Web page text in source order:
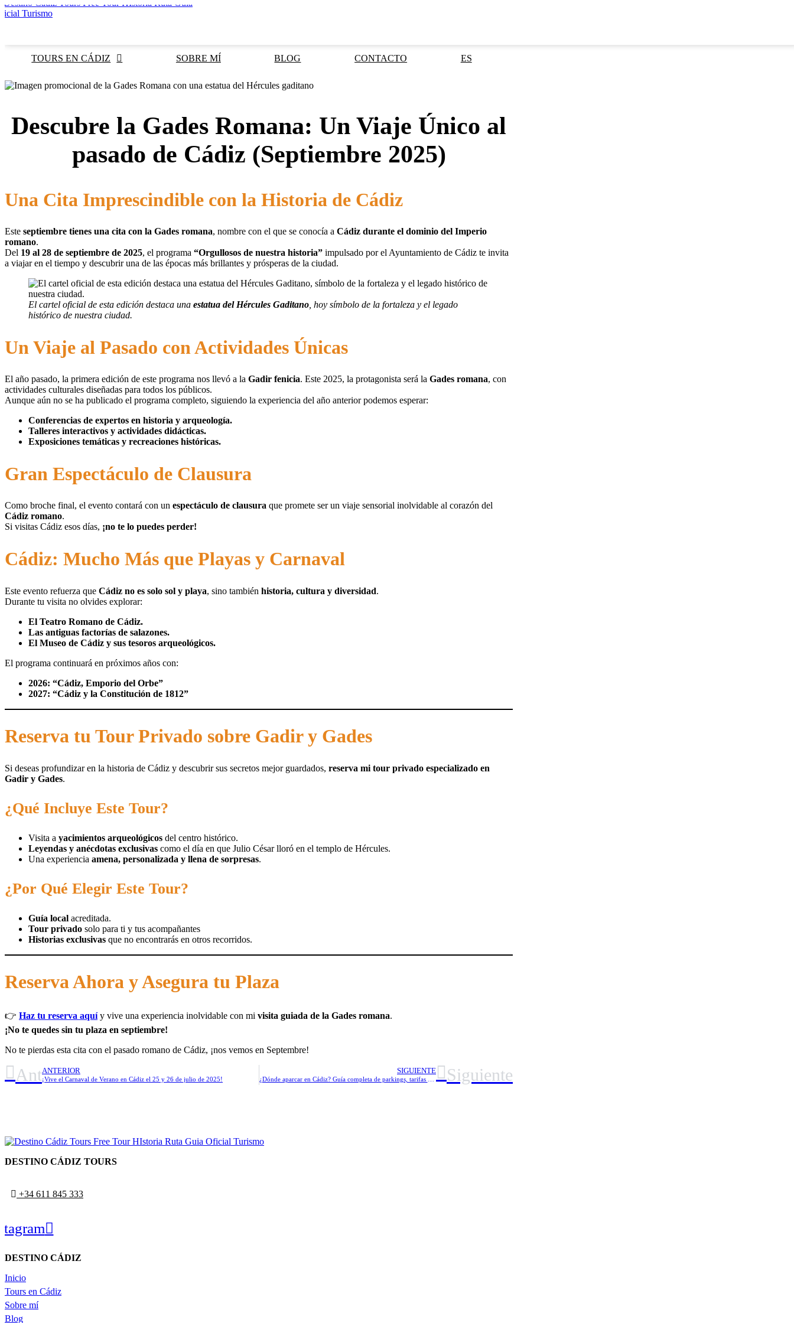
Ir
al
TOURS EN CÁDIZ SOBRE MÍ BLOG CONTACTO ES
Descubre la Gades Romana: Un Viaje Único al
pasado de Cádiz (Septiembre 2025)
Una Cita Imprescindible con la Historia de Cádiz
Este septiembre tienes una cita con la Gades romana, nombre con el que se conocía a Cádiz durante el dominio del Imperio
romano.
Del 19 al 28 de septiembre de 2025, el programa “Orgullosos de nuestra historia” impulsado por el Ayuntamiento de Cádiz te invita
a viajar en el tiempo y descubrir una de las épocas más brillantes y prósperas de la ciudad.
El cartel oficial de esta edición destaca una estatua del Hércules Gaditano , hoy símbolo de la fortaleza y el legado
histórico de nuestra ciudad.
Un Viaje al Pasado con Actividades Únicas
El año pasado, la primera edición de este programa nos llevó a la Gadir fenicia. Este 2025, la protagonista será la Gades romana, con
actividades culturales diseñadas para todos los públicos.
Aunque aún no se ha publicado el programa completo, siguiendo la experiencia del año anterior podemos esperar:
Conferencias de expertos en historia y arqueología.
Talleres interactivos y actividades didácticas.
Exposiciones temáticas y recreaciones históricas.
Gran Espectáculo de Clausura
Como broche final, el evento contará con un espectáculo de clausura que promete ser un viaje sensorial inolvidable al corazón del
Cádiz romano.
Si visitas Cádiz esos días, ¡no te lo puedes perder!
Cádiz: Mucho Más que Playas y Carnaval
Este evento refuerza que Cádiz no es solo sol y playa, sino también historia, cultura y diversidad.
Durante tu visita no olvides explorar:
El Teatro Romano de Cádiz.
Las antiguas factorías de salazones.
El Museo de Cádiz y sus tesoros arqueológicos.
El programa continuará en próximos años con:
2026: “Cádiz, Emporio del Orbe”
2027: “Cádiz y la Constitución de 1812”
Reserva tu Tour Privado sobre Gadir y Gades
Si deseas profundizar en la historia de Cádiz y descubrir sus secretos mejor guardados, reserva mi tour privado especializado en
Gadir y Gades.
¿Qué Incluye Este Tour?
Visita a yacimientos arqueológicos del centro histórico.
Leyendas y anécdotas exclusivas como el día en que Julio César lloró en el templo de Hércules.
Una experiencia amena, personalizada y llena de sorpresas.
¿Por Qué Elegir Este Tour?
Guía local acreditada.
Tour privado solo para ti y tus acompañantes
Historias exclusivas que no encontrarás en otros recorridos.
Reserva Ahora y Asegura tu Plaza
👉 Haz tu reserva aquíy vive una experiencia inolvidable con mi visita guiada de la Gades romana.
¡No te quedes sin tu plaza en septiembre!
No te pierdas esta cita con el pasado romano de Cádiz, ¡nos vemos en Septembre!
AntANTERIOR
¡Vive el Carnaval de Verano en Cádiz el 25 y 26 de julio de 2025!
SIGUIENTE Siguiente
DESTINO CÁDIZ TOURS
+34 611 845 333
DESTINO CÁDIZ
Inicio
Tours en Cádiz
Sobre mí
Blog